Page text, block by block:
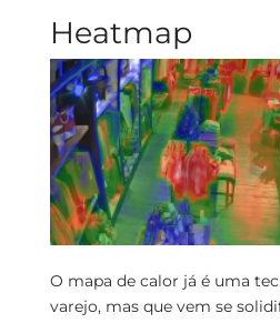
Heatmap
O mapa de calor já é uma
varejo, mas que vem se